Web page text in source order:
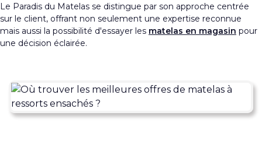
Le Paradis du Matelas se distingue par son approche centrée
sur le client, offrant non seulement une expertise reconnue
mais aussi la possibilité d'essayer les matelas en magasin pour
une décision éclairée.